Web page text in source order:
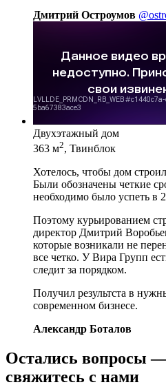
Дмитрий Остроумов
Двухэтажный дом
363 м2, Твинблок
Хотелось, чтобы дом
Были обозначены четкие
необходимо было успеть в
Поэтому курьированием
директор Дмитрий
которые возникали не
все четко. У Вира Групп
следит за порядком.
Получил результста в
современном бизнесе.
Александр Боталов
Остались вопросы
свяжитесь с нами